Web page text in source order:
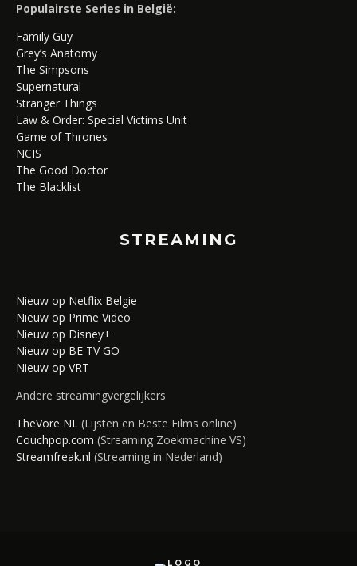
Populairste Series in België:
Family Guy
Grey’s Anatomy
The Simpsons
Supernatural
Stranger Things
Law & Order: Special Victims Unit
Game of Thrones
NCIS
The Good Doctor
The Blacklist
STREAMING
Nieuw op Netflix Belgie
Nieuw op Prime Video
Nieuw op Disney+
Nieuw op BE TV GO
Nieuw op VRT
Andere streamingvergelijkers
TheVore NL (Lijsten en Beste Films online)
Couchpop.com (Streaming Zoekmachine VS)
Streamfreak.nl (Streaming in Nederland)